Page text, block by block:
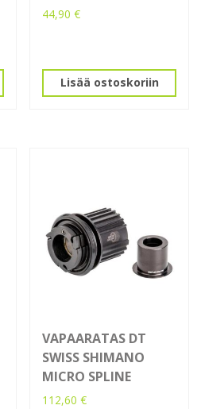
44,90€
Lisää ostoskoriin
VAPAARATAS DT
SWISS SHIMANO
MICRO SPLINE
112,60€